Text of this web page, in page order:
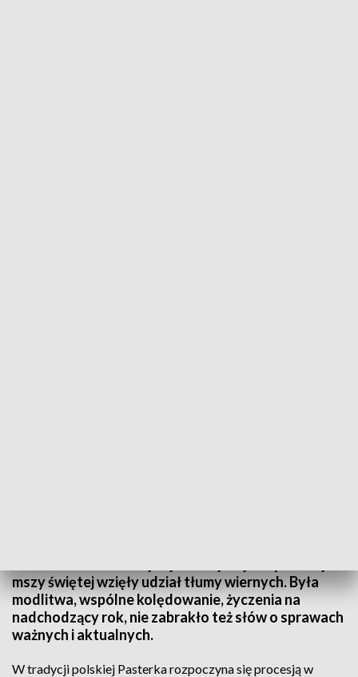
mszy świętej wzięły udział tłumy wiernych. Była
modlitwa, wspólne kolędowanie, życzenia na
nadchodzący rok, nie zabrakło też słów o sprawach
ważnych i aktualnych.
W tradycji polskiej Pasterka rozpoczyna się procesją w